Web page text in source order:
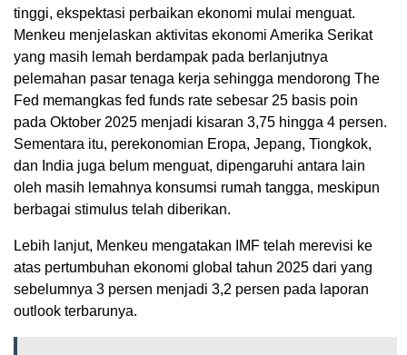
tinggi, ekspektasi perbaikan ekonomi mulai menguat.
Menkeu menjelaskan aktivitas ekonomi Amerika Serikat
yang masih lemah berdampak pada berlanjutnya
pelemahan pasar tenaga kerja sehingga mendorong The
Fed memangkas fed funds rate sebesar 25 basis poin
pada Oktober 2025 menjadi kisaran 3,75 hingga 4 persen.
Sementara itu, perekonomian Eropa, Jepang, Tiongkok,
dan India juga belum menguat, dipengaruhi antara lain
oleh masih lemahnya konsumsi rumah tangga, meskipun
berbagai stimulus telah diberikan.
Lebih lanjut, Menkeu mengatakan IMF telah merevisi ke
atas pertumbuhan ekonomi global tahun 2025 dari yang
sebelumnya 3 persen menjadi 3,2 persen pada laporan
outlook terbarunya.